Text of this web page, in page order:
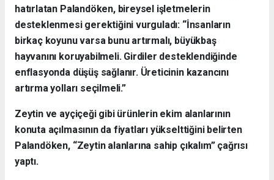
hatırlatan Palandöken, bireysel işletmelerin
desteklenmesi gerektiğini vurguladı: “İnsanların
birkaç koyunu varsa bunu artırmalı, büyükbaş
hayvanını koruyabilmeli. Girdiler desteklendiğinde
enflasyonda düşüş sağlanır. Üreticinin kazancını
artırma yolları seçilmeli.”
Zeytin ve ayçiçeği gibi ürünlerin ekim alanlarının
konuta açılmasının da fiyatları yükselttiğini belirten
Palandöken, “Zeytin alanlarına sahip çıkalım” çağrısı
yaptı.